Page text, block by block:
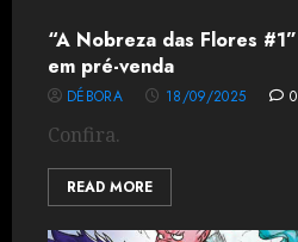
“A Nobreza das Flores #1”
em pré-venda
DÉBORA 18/09/2025 0
Confira.
READ MORE